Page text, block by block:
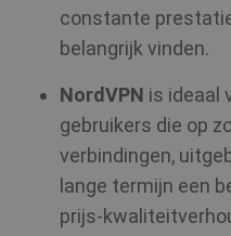
constante
belangrijk vinden.
NordVPN is ideaal
gebruikers die op
verbindingen,
lange termijn een